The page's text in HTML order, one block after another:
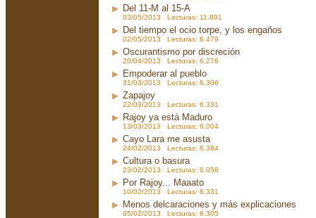
Del 11-M al 15-A
03/05/2013 Lecturas: 11.891
Del tiempo el ocio torpe, y los engaños
02/05/2013 Lecturas: 6.479
Oscurantismo por discreción
20/04/2013 Lecturas: 6.276
Empoderar al pueblo
31/03/2013 Lecturas: 6.306
Zapajoy
22/03/2013 Lecturas: 6.331
Rajoy ya está Maduro
13/03/2013 Lecturas: 6.004
Cayo Lara me asusta
24/02/2013 Lecturas: 6.384
Cultura o basura
23/02/2013 Lecturas: 6.058
Por Rajoy... Maaato
10/02/2013 Lecturas: 6.331
Menos delcaraciones y más explicaciones
05/02/2013 Lecturas: 6.305